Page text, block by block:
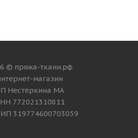
© пряжа-ткани.рф
магазин
Нестёркина МА
772021310811
319774600703059